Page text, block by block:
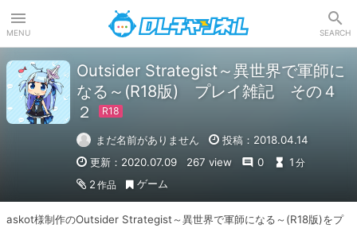
MENU SEARCH
Outsider Strategist～異世界で軍師に
なる～(R18版) プレイ雑記 その４
２
まだ名前がありません
投稿：2018.04.14
更新：2020.07.09
267 view 0 1 分
2 作品 ゲーム
askot様制作のOutsider Strategist～異世界で軍師になる～(R18版)をプ